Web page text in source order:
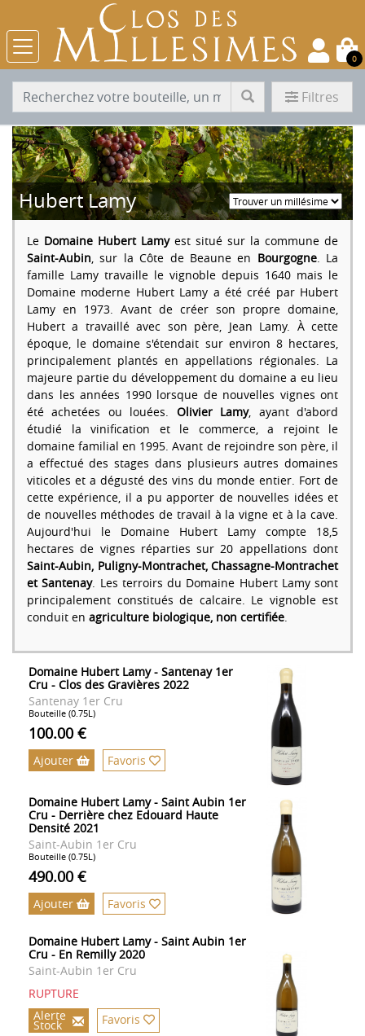
0
Filtres
Hubert Lamy
Le Domaine Hubert Lamyest situé sur la commune de
Saint-Aubin, sur la Côte de Beaune en Bourgogne. La
famille Lamy travaille le vignoble depuis 1640 mais le
Domaine moderne Hubert Lamy a été créé par Hubert
Lamy en 1973. Avant de créer son propre domaine,
Hubert a travaillé avec son père, Jean Lamy. À cette
époque, le domaine s'étendait sur environ 8 hectares,
principalement plantés en appellations régionales. La
majeure partie du développement du domaine a eu lieu
dans les années 1990 lorsque de nouvelles vignes ont
été achetées ou louées. Olivier Lamy, ayant d'abord
étudié la vinification et le commerce, a rejoint le
domaine familial en 1995. Avant de rejoindre son père, il
a effectué des stages dans plusieurs autres domaines
viticoles et a dégusté des vins du monde entier. Fort de
cette expérience, il a pu apporter de nouvelles idées et
de nouvelles méthodes de travail à la vigne et à la cave.
Aujourd'hui le Domaine Hubert Lamy compte 18,5
hectares de vignes réparties sur 20 appellations dont
Saint-Aubin, Puligny-Montrachet, Chassagne-Montrachet
et Santenay. Les terroirs du Domaine Hubert Lamy sont
principalement constitués de calcaire. Le vignoble est
conduit en agriculture biologique, non certifiée.
Domaine Hubert Lamy - Santenay 1er
Cru - Clos des Gravières 2022
Santenay 1er Cru
Bouteille (0.75L)
100.00 €
Ajouter Favoris
Domaine Hubert Lamy - Saint Aubin 1er
Cru - Derrière chez Edouard Haute
Densité 2021
Saint-Aubin 1er Cru
Bouteille (0.75L)
490.00 €
Ajouter Favoris
Domaine Hubert Lamy - Saint Aubin 1er
Cru - En Remilly 2020
Saint-Aubin 1er Cru
RUPTURE
Alerte
Stock Favoris